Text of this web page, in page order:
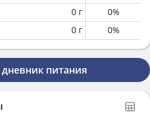
0 г 0%
0 г 0%
питания